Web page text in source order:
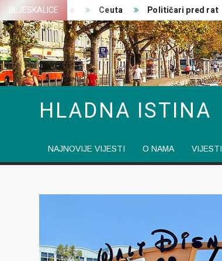
Skip
to
content
BLJESKALICE
izjave Ceuta Političari pred rat
HLADNA ISTINA
NAJNOVIJE VIJESTI O NAMA VIJESTI